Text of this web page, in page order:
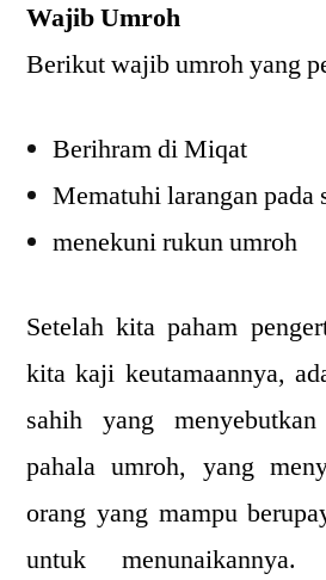
Wajib Umroh
Berikut wajib umroh yang
Berihram di Miqat
Mematuhi larangan pada
menekuni rukun umroh
Setelah kita paham
kita kaji keutamaannya,
sahih yang
pahala umroh, yang
orang yang mampu
untuk